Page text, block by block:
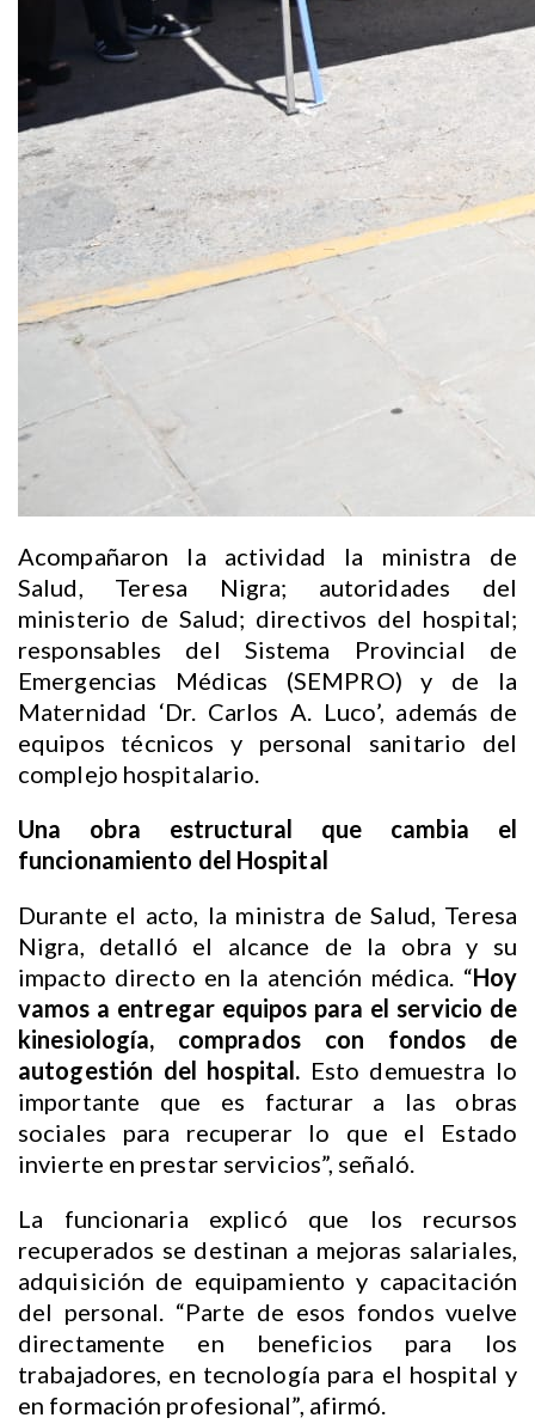
Acompañaron la actividad la ministra de
Salud, Teresa Nigra; autoridades del
ministerio de Salud; directivos del hospital;
responsables del Sistema Provincial de
Emergencias Médicas (SEMPRO) y de la
Maternidad ‘Dr. Carlos A. Luco’, además de
equipos técnicos y personal sanitario del
complejo hospitalario.
Una obra estructural que cambia el
funcionamiento del Hospital
Durante el acto, la ministra de Salud, Teresa
Nigra, detalló el alcance de la obra y su
impacto directo en la atención médica. “Hoy
vamos a entregar equipos para el servicio de
kinesiología, comprados con fondos de
autogestión del hospital. Esto demuestra lo
importante que es facturar a las obras
sociales para recuperar lo que el Estado
invierte en prestar servicios”, señaló.
La funcionaria explicó que los recursos
recuperados se destinan a mejoras salariales,
adquisición de equipamiento y capacitación
del personal. “Parte de esos fondos vuelve
directamente en beneficios para los
trabajadores, en tecnología para el hospital y
en formación profesional”, afirmó.